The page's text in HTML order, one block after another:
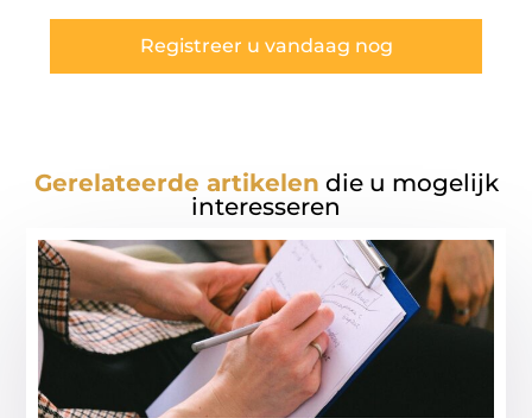
Registreer u vandaag nog
Gerelateerde artikelen die u mogelijk
interesseren